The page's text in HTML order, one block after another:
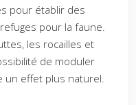
pour établir des
pour la faune.
les rocailles et
de moduler
un effet plus naturel.